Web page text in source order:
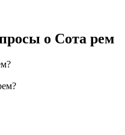
о Сота рем